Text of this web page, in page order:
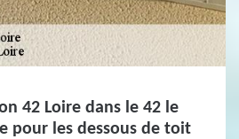
42 Loire dans le 42 le
pour les dessous de toit